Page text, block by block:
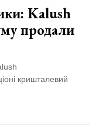
Kalush
продали
кришталевий